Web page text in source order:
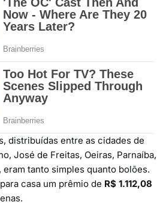
distribuídas entre as cidades de
José de Freitas, Oeiras, Parnaíba,
tanto simples quanto bolões.
casa um prêmio de R$ 1.112,08